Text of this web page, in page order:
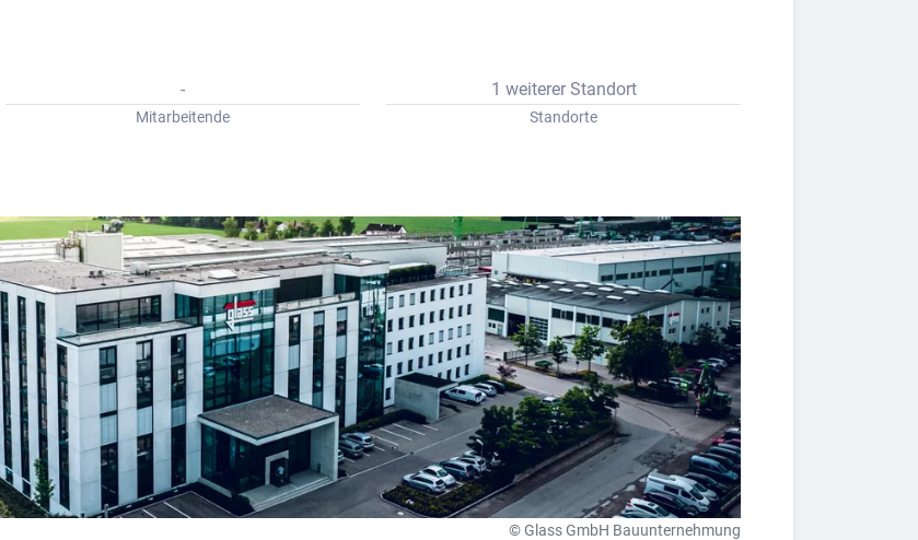
-
Mitarbeitende
1 weiterer Standort
Standorte
© Glass GmbH Bauunternehmung